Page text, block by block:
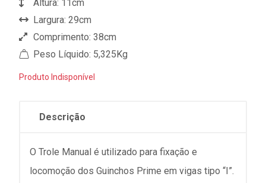
Altura: 11cm
Largura: 29cm
Comprimento: 38cm
Peso Líquido: 5,325Kg
Produto Indisponível
Descrição
O Trole Manual é utilizado para fixação e
locomoção dos Guinchos Prime em vigas tipo “I”.